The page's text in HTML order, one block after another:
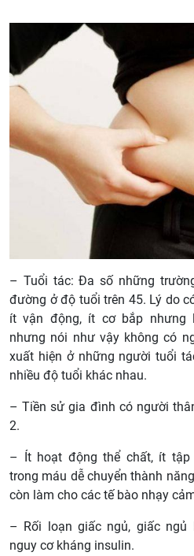
– Tuổi tác: Đa số những
đường ở độ tuổi trên 45. Lý do
ít vận động, ít cơ bắp nhưng
nhưng nói như vậy không có
xuất hiện ở những người tuổi
nhiều độ tuổi khác nhau.
– Tiền sử gia đình có người
2.
– Ít hoạt động thể chất, ít tập
trong máu dễ chuyển thành
còn làm cho các tế bào nhạy
– Rối loạn giấc ngủ, giấc ngủ
nguy cơ kháng insulin.